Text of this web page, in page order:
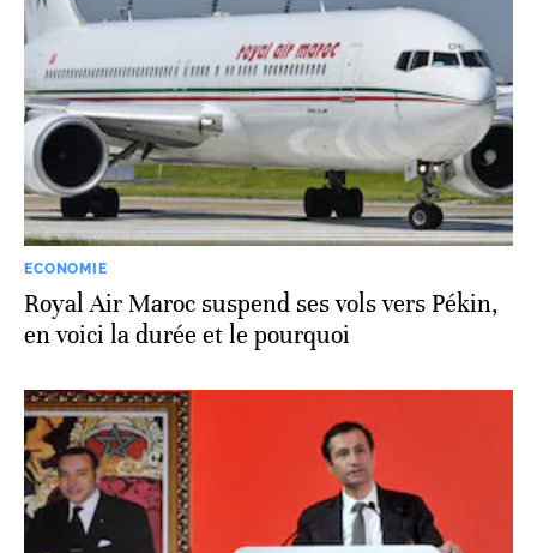
ECONOMIE
Royal Air Maroc suspend ses vols vers Pékin,
en voici la durée et le pourquoi